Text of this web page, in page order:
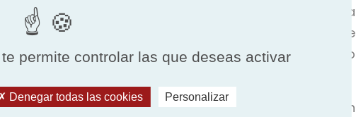
necesaria contra la contaminación que se encuentra
"cierran la puerta a la contaminación". En este
para ventilar dejaría de ser adecuada, puesto
al edificio.
de Ingeniería del Edificio afirma que la clave está en
permite controlar las que deseas activar
Denegar todas las cookies Personalizar